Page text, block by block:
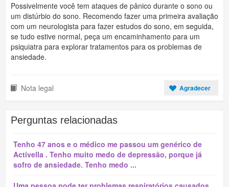
Possivelmente você tem ataques de pânico durante o sono ou
um distúrbio do sono. Recomendo fazer uma primeira avaliação
com um neurologista para fazer estudos do sono, em seguida,
se tudo estive normal, peça um encaminhamento para um
psiquiatra para explorar tratamentos para os problemas de
ansiedade.
Nota legal Agradecer
Perguntas relacionadas
Tenho 47 anos e o médico me passou um genérico de
Activella . Tenho muito medo de depressão, porque já
sofro de ansiedade. Tenho medo ...